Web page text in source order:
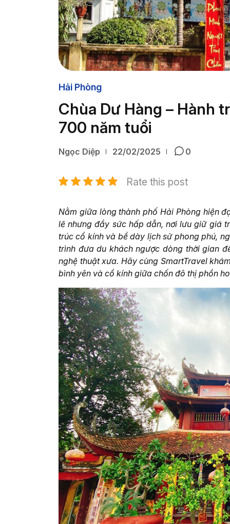
Hải Phòng
Chùa Dư Hàng – Hành
700 năm tuổi
Ngọc Diệp 22/02/2025 0
Rate this post
Nằm giữa lòng thành phố Hải Phòng hiện
lẽ nhưng đầy sức hấp dẫn, nơi lưu giữ giá
trúc cổ kính và bề dày lịch sử phong phú,
trình đưa du khách ngược dòng thời gian
nghệ thuật xưa. Hãy cùng SmartTravel
bình yên và cổ kính giữa chốn đô thị phồn